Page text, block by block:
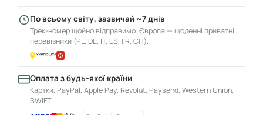
По всьому світу, зазвичай ~7 днів
Трек-номер щойно відправимо. Європа — щоденні приватні
перевізники (PL, DE, IT, ES, FR, CH).
Оплата з будь-якої країни
Картки, PayPal, Apple Pay, Revolut, Paysend, Western Union,
SWIFT